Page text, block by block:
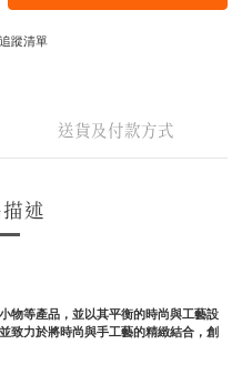
蹤清單
送貨及付款方式
述
物等產品，並以其平衡的時尚與工藝設
致力於將時尚與手工藝的精緻結合，創